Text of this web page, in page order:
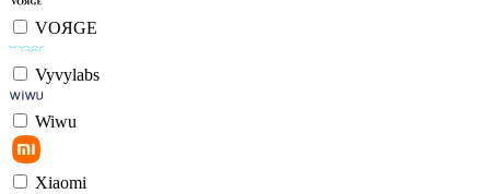
VOЯGE
Vyvylabs
Wiwu
Xiaomi